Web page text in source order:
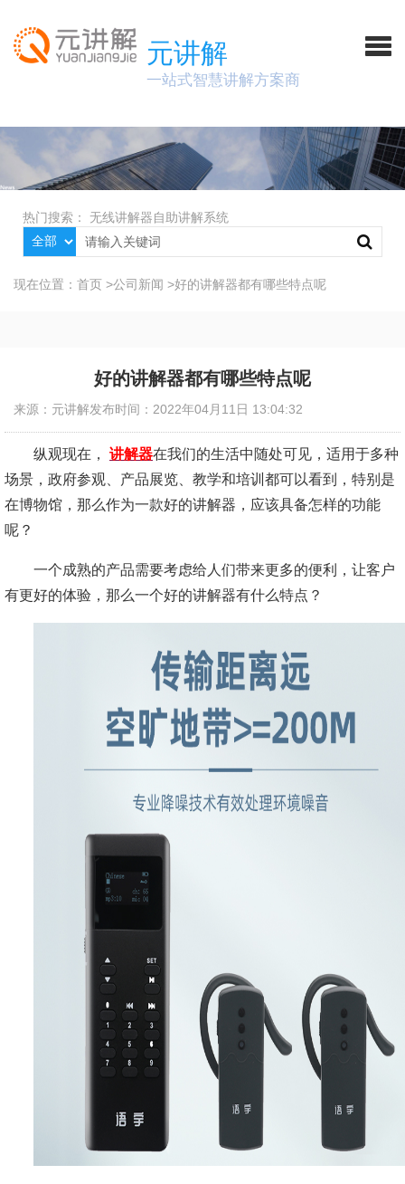
元讲解
一站式智慧讲解方案商
热门搜索： 无线讲解器自助讲解系统
现在位置： 首页 >公司新闻 >好的讲解器都有哪些特点呢
好的讲解器都有哪些特点呢
来源：元讲解发布时间：2022年04月11日 13:04:32
纵观现在， 讲解器在我们的生活中随处可见，适用于多种
场景，政府参观、产品展览、教学和培训都可以看到，特别是
在博物馆，那么作为一款好的讲解器，应该具备怎样的功能
呢？
一个成熟的产品需要考虑给人们带来更多的便利，让客户
有更好的体验，那么一个好的讲解器有什么特点？